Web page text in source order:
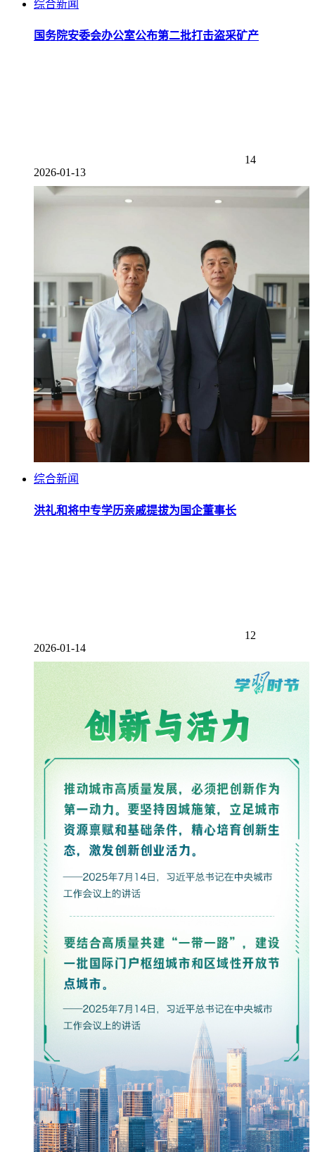
综合新闻
国务院安委会办公室公布第二批打击盗采矿产
14
2026-01-13
综合新闻
洪礼和将中专学历亲戚提拔为国企董事长
12
2026-01-14